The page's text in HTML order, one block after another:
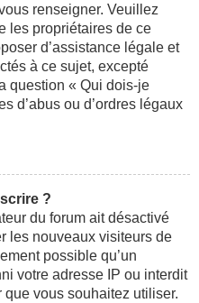
renseigner. Veuillez
les propriétaires de ce
d’assistance légale et
à ce sujet, excepté
question « Qui dois-je
d’abus ou d’ordres légaux
?
du forum ait désactivé
les nouveaux visiteurs de
possible qu’un
votre adresse IP ou interdit
que vous souhaitez utiliser.